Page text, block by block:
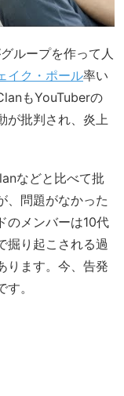
ループを作って人
イク・ポール率い
もYouTuberの
が批判され、炎上
などと比べて批
、問題がなかった
のメンバーは10代
掘り起こされる過
ります。今、告発
。